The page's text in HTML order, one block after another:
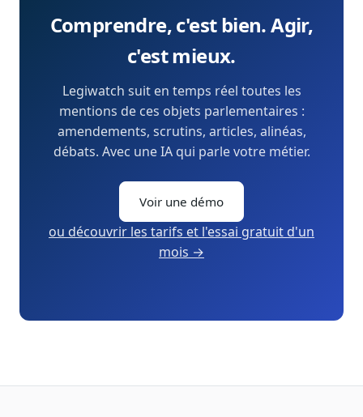
Comprendre, c'est bien. Agir,
c'est mieux.
Legiwatch suit en temps réel toutes les
mentions de ces objets parlementaires :
amendements, scrutins, articles, alinéas,
débats. Avec une IA qui parle votre métier.
Voir une démo
ou découvrir les tarifs et l'essai gratuit d'un
mois →